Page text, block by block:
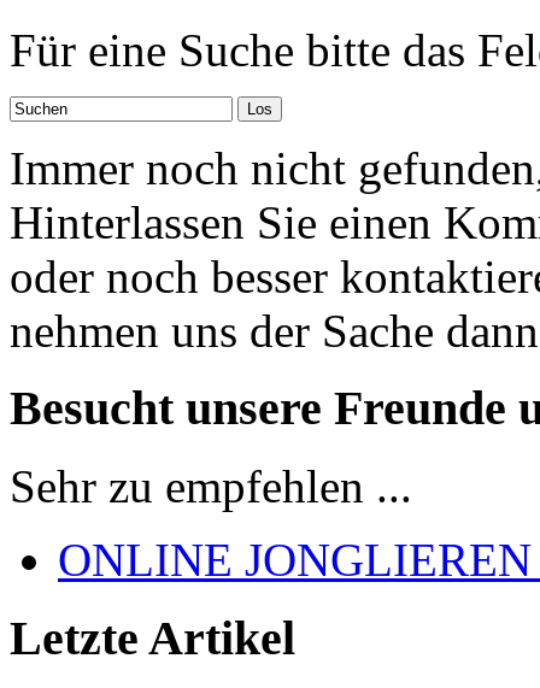
Für eine Suche bitte das
Immer noch nicht
Hinterlassen Sie einen
oder noch besser
nehmen uns der Sache
Besucht unsere Freunde
Sehr zu empfehlen ...
ONLINE
Letzte Artikel